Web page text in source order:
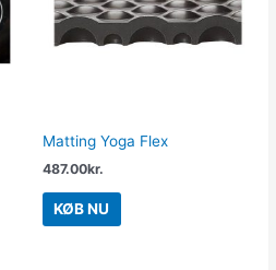
Matting Yoga Flex
487.00kr.
KØB NU